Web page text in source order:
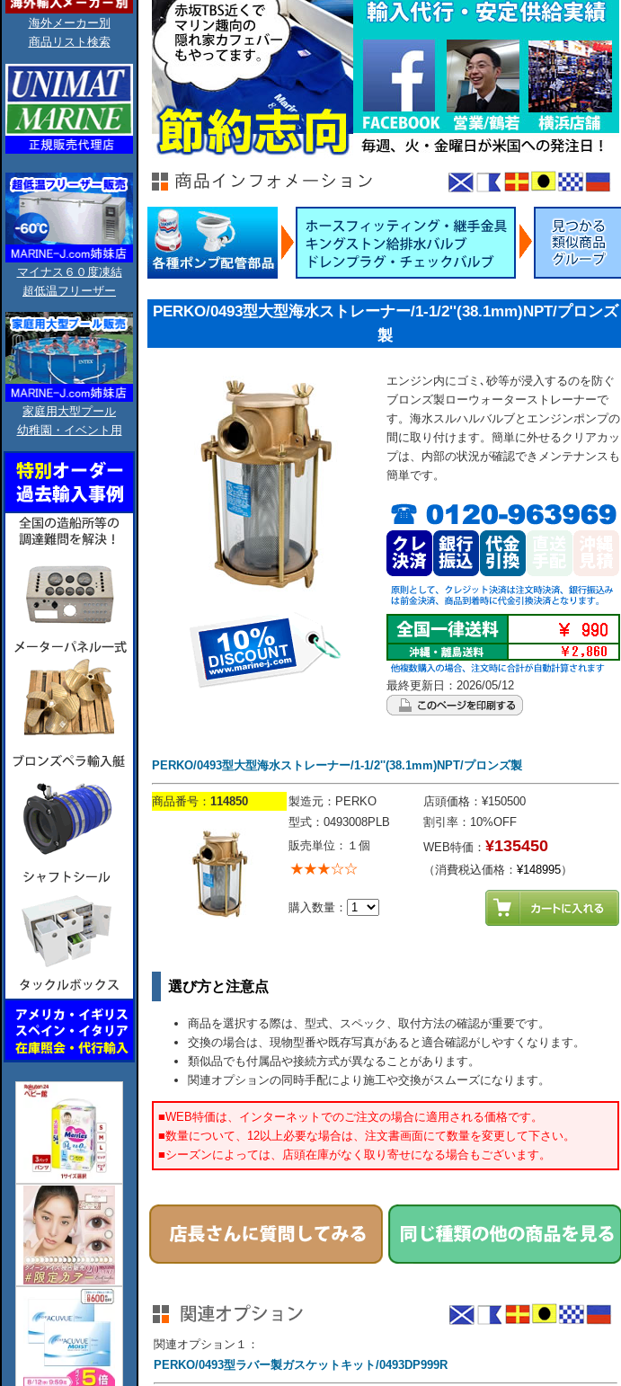
海外メーカー別
商品リスト検索
マイナス６０度凍結
超低温フリーザー
家庭用大型プール
幼稚園・イベント用
PERKO/0493型大型海水ストレーナー/1-1/2''(38.1mm)NPT/プロンズ
製
エンジン内にゴミ､砂等が浸入するのを防ぐ
ブロンズ製ローウォーターストレーナーで
す。海水スルハルバルブとエンジンポンプの
間に取り付けます。簡単に外せるクリアカッ
プは、内部の状況が確認できメンテナンスも
簡単です。
最終更新日：2026/05/12
PERKO/0493型大型海水ストレーナー/1-1/2''(38.1mm)NPT/プロンズ製
商品番号： 114850 製造元：PERKO
店頭価格：¥150500
型式：0493008PLB
割引率：10%OFF
販売単位：１個
WEB特価： ¥135450
（消費税込価格： ¥148995）
購入数量：
選び方と注意点
商品を選択する際は、型式、スペック、取付方法の確認が重要です。
交換の場合は、現物型番や既存写真があると適合確認がしやすくなります。
類似品でも付属品や接続方式が異なることがあります。
関連オプションの同時手配により施工や交換がスムーズになります。
■WEB特価は、インターネットでのご注文の場合に適用される価格です。
■数量について、12以上必要な場合は、注文書画面にて数量を変更して下さい。
■シーズンによっては、店頭在庫がなく取り寄せになる場合もございます。
関連オプション１：
PERKO/0493型ラバー製ガスケットキット/0493DP999R